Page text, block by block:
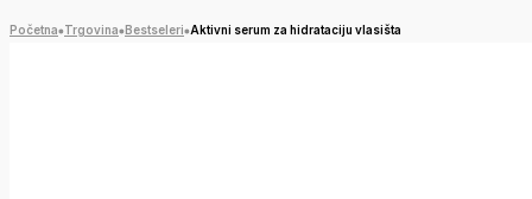
Početna Trgovina Bestseleri Aktivni serum za hidrataciju vlasišta